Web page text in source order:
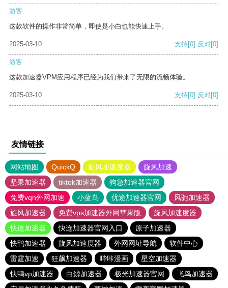
游客
这款软件的操作非常简单，即使是小白也能快速上手。
2025-03-10 支持[0] 反对[0]
游客
这款加速器VPM应用程序已经为我们带来了无限的流畅体验。
2025-03-10 支持[0] 反对[0]
友情链接
网站地图 QuickQ 旋风加速度器
旋风加速
坚果加速器
tiktok加速器
狗急加速器官网
免费vqn外网加速
小蓝鸟 优途加速器官网
风驰加速器
旋风加速器
免费vps加速器外网苹果版
旋风加速度器
快连加速器
快连加速器官网入口
原子加速器
快鸭加速器
旋风加速度器 外网网址导航
软件中心
雷霆加速
狂飙加速器 哔咔漫画
星空加速器
快鸭vp加速器
白鲸加速器 极光加速器官网
飞鸟加速器